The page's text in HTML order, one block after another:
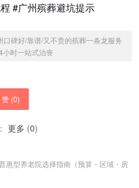
#广州殡葬避坑提示
口碑好/靠谱/又不贵的殡葬一条龙服务
小时一站式治丧
赞 (0)
更多 (0)
惠型养老院选择指南（预算・区域・房